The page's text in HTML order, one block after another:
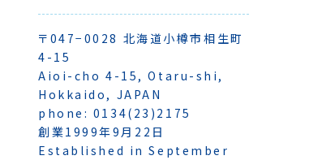
〒047−0028 北海道小樽市相生町
4-15
Aioi-cho 4-15, Otaru-shi,
Hokkaido, JAPAN
phone: 0134(23)2175
創業1999年9月22日
Established in September